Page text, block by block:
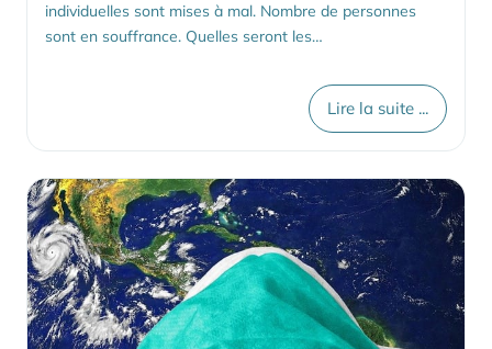
individuelles sont mises à mal. Nombre de personnes
sont en souffrance. Quelles seront les…
Lire la suite ...